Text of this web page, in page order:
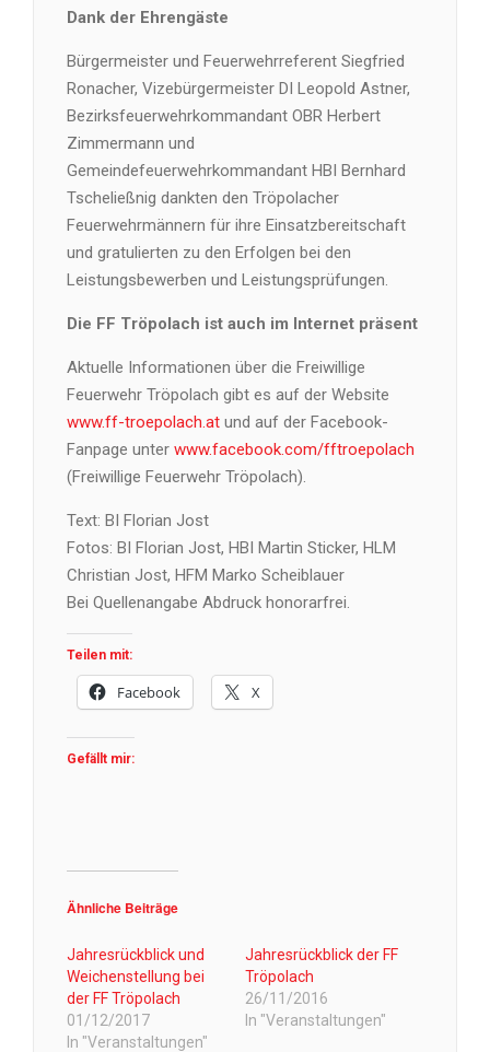
Dank der Ehrengäste
Bürgermeister und Feuerwehrreferent Siegfried
Ronacher, Vizebürgermeister DI Leopold Astner,
Bezirksfeuerwehrkommandant OBR Herbert
Zimmermann und
Gemeindefeuerwehrkommandant HBI Bernhard
Tscheließnig dankten den Tröpolacher
Feuerwehrmännern für ihre Einsatzbereitschaft
und gratulierten zu den Erfolgen bei den
Leistungsbewerben und Leistungsprüfungen.
Die FF Tröpolach ist auch im Internet präsent
Aktuelle Informationen über die Freiwillige
Feuerwehr Tröpolach gibt es auf der Website
www.ff-troepolach.at und auf der Facebook-
Fanpage unter www.facebook.com/fftroepolach
(Freiwillige Feuerwehr Tröpolach).
Text: BI Florian Jost
Fotos: BI Florian Jost, HBI Martin Sticker, HLM
Christian Jost, HFM Marko Scheiblauer
Bei Quellenangabe Abdruck honorarfrei.
Teilen mit:
Facebook X
Gefällt mir:
Ähnliche Beiträge
Jahresrückblick und
Weichenstellung bei
der FF Tröpolach
01/12/2017
In "Veranstaltungen"
Jahresrückblick der FF
Tröpolach
26/11/2016
In "Veranstaltungen"